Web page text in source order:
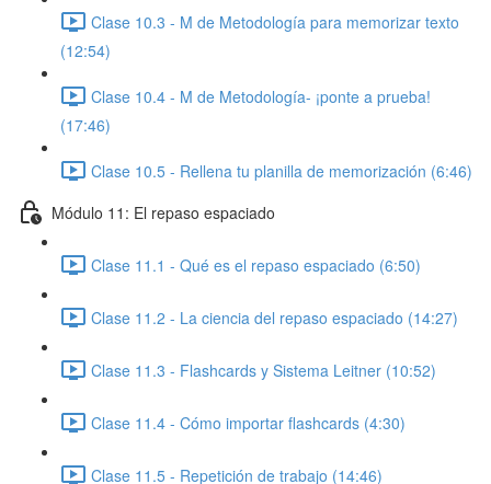
Clase 10.3 - M de Metodología para memorizar texto
(12:54)
Clase 10.4 - M de Metodología- ¡ponte a prueba!
(17:46)
Clase 10.5 - Rellena tu planilla de memorización (6:46)
Módulo 11: El repaso espaciado
Clase 11.1 - Qué es el repaso espaciado (6:50)
Clase 11.2 - La ciencia del repaso espaciado (14:27)
Clase 11.3 - Flashcards y Sistema Leitner (10:52)
Clase 11.4 - Cómo importar flashcards (4:30)
Clase 11.5 - Repetición de trabajo (14:46)